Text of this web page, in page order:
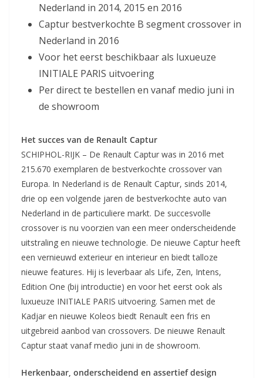
Nederland in 2014, 2015 en 2016
Captur bestverkochte B segment crossover in
Nederland in 2016
Voor het eerst beschikbaar als luxueuze
INITIALE PARIS uitvoering
Per direct te bestellen en vanaf medio juni in
de showroom
Het succes van de Renault Captur
SCHIPHOL-RIJK – De Renault Captur was in 2016 met
215.670 exemplaren de bestverkochte crossover van
Europa. In Nederland is de Renault Captur, sinds 2014,
drie op een volgende jaren de bestverkochte auto van
Nederland in de particuliere markt. De succesvolle
crossover is nu voorzien van een meer onderscheidende
uitstraling en nieuwe technologie. De nieuwe Captur heeft
een vernieuwd exterieur en interieur en biedt talloze
nieuwe features. Hij is leverbaar als Life, Zen, Intens,
Edition One (bij introductie) en voor het eerst ook als
luxueuze INITIALE PARIS uitvoering. Samen met de
Kadjar en nieuwe Koleos biedt Renault een fris en
uitgebreid aanbod van crossovers. De nieuwe Renault
Captur staat vanaf medio juni in de showroom.
Herkenbaar, onderscheidend en assertief design